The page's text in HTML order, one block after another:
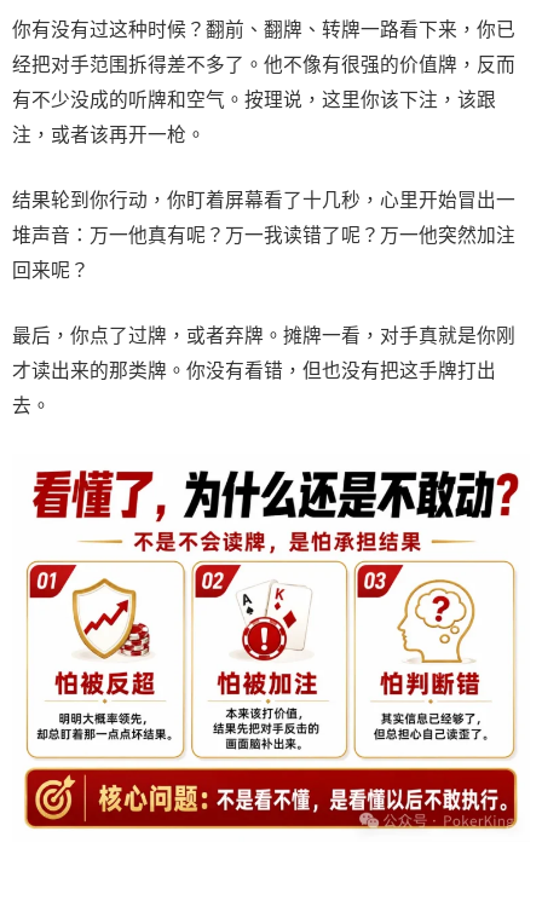
你有没有过这种时候？翻前、翻牌、转牌一路看下来，你已
经把对手范围拆得差不多了。他不像有很强的价值牌，反而
有不少没成的听牌和空气。按理说，这里你该下注，该跟
注，或者该再开一枪。
结果轮到你行动，你盯着屏幕看了十几秒，心里开始冒出一
堆声音：万一他真有呢？万一我读错了呢？万一他突然加注
回来呢？
最后，你点了过牌，或者弃牌。摊牌一看，对手真就是你刚
才读出来的那类牌。你没有看错，但也没有把这手牌打出
去。